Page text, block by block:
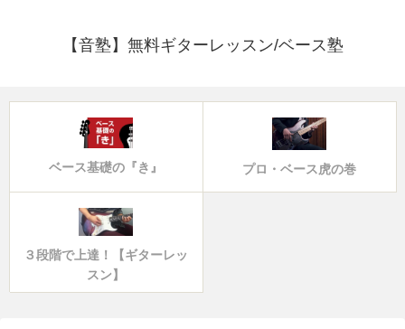
【音塾】無料ギターレッスン/ベース塾
ベース基礎の『き』 プロ・ベース虎の巻
３段階で上達！【ギターレッ
スン】